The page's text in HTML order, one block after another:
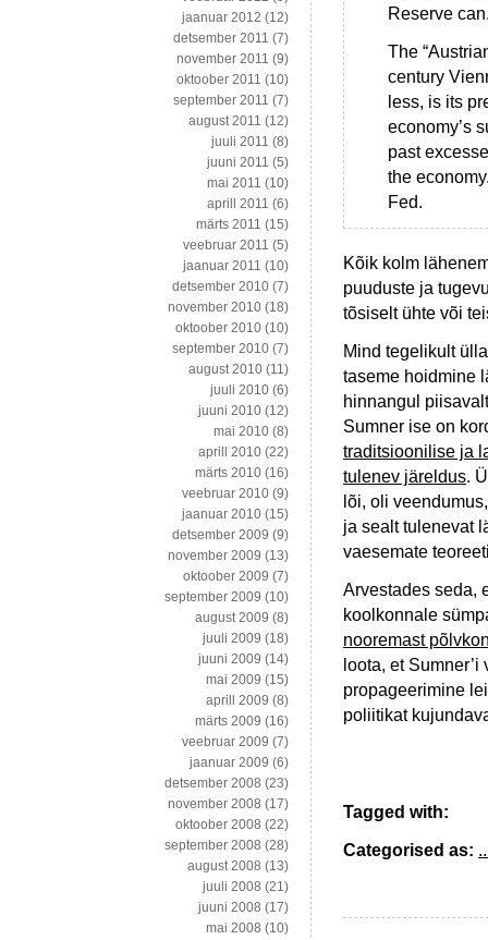
Reserve
The
century
less, is its
economy’s
past
the
Fed.
Kõik kolm
puuduste ja
tõsiselt ühte või
Mind tegelikult
taseme hoidmine
hinnangul
Sumner ise on
traditsioonilise ja
tulenev järeldus.
lõi, oli
ja sealt tulenevat
vaesemate
Arvestades seda,
koolkonnale
nooremast
loota, et
propageerimine
poliitikat
Tagged with:
Categorised as:
jaanuar 2012 (12)
detsember 2011 (7)
november 2011 (9)
oktoober 2011 (10)
september 2011 (7)
august 2011 (12)
juuli 2011 (8)
juuni 2011 (5)
mai 2011 (10)
aprill 2011 (6)
märts 2011 (15)
veebruar 2011 (5)
jaanuar 2011 (10)
detsember 2010 (7)
november 2010 (18)
oktoober 2010 (10)
september 2010 (7)
august 2010 (11)
juuli 2010 (6)
juuni 2010 (12)
mai 2010 (8)
aprill 2010 (22)
märts 2010 (16)
veebruar 2010 (9)
jaanuar 2010 (15)
detsember 2009 (9)
november 2009 (13)
oktoober 2009 (7)
september 2009 (10)
august 2009 (8)
juuli 2009 (18)
juuni 2009 (14)
mai 2009 (15)
aprill 2009 (8)
märts 2009 (16)
veebruar 2009 (7)
jaanuar 2009 (6)
detsember 2008 (23)
november 2008 (17)
oktoober 2008 (22)
september 2008 (28)
august 2008 (13)
juuli 2008 (21)
juuni 2008 (17)
mai 2008 (10)